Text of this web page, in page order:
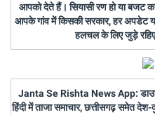
आपको देते हैं। सियासी रण हो या बजट
आपके गांव में किसकी सरकार, हर अपडेट
हलचल के लिए जुड़े
Janta Se Rishta News App:
हिंदी में ताजा समाचार, छत्तीसगढ़ समेत